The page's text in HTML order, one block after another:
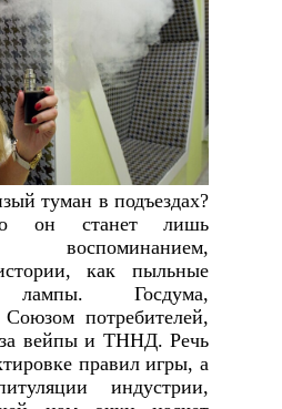
туман в подъездах?
он станет лишь
воспоминанием,
как пыльные
лампы. Госдума,
Союзом потребителей,
за вейпы и ТННД. Речь
правил игры, а
индустрии,